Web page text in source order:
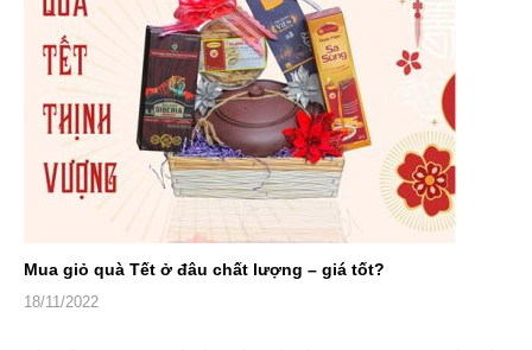
Mua giỏ quà Tết ở đâu chất lượng – giá tốt?
18/11/2022